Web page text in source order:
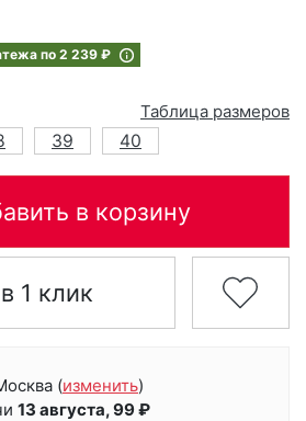
по 2 239 ₽
Таблица размеров
39 40
в корзину
1 клик
(изменить)
13 августа, 99 ₽